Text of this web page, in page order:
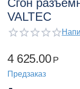
Сгон
VALTEC
4 625.00 Р
Предзаказ